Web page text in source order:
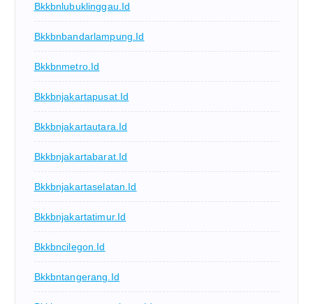
Bkkbnlubuklinggau.id
Bkkbnbandarlampung.id
Bkkbnmetro.id
Bkkbnjakartapusat.id
Bkkbnjakartautara.id
Bkkbnjakartabarat.id
Bkkbnjakartaselatan.id
Bkkbnjakartatimur.id
Bkkbncilegon.id
Bkkbntangerang.id